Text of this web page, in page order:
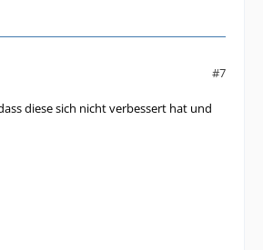
#7
diese sich nicht verbessert hat und